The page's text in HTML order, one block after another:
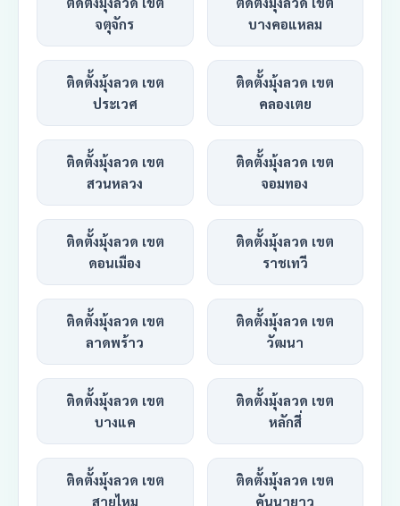
จตุจักร
บางคอแหลม
ติดตั้งมุ้งลวด เขต
ประเวศ
ติดตั้งมุ้งลวด เขต
คลองเตย
ติดตั้งมุ้งลวด เขต
สวนหลวง
ติดตั้งมุ้งลวด เขต
จอมทอง
ติดตั้งมุ้งลวด เขต
ดอนเมือง
ติดตั้งมุ้งลวด เขต
ราชเทวี
ติดตั้งมุ้งลวด เขต
ลาดพร้าว
ติดตั้งมุ้งลวด เขต
วัฒนา
ติดตั้งมุ้งลวด เขต
บางแค
ติดตั้งมุ้งลวด เขต
หลักสี่
ติดตั้งมุ้งลวด เขต
สายไหม
ติดตั้งมุ้งลวด เขต
คันนายาว